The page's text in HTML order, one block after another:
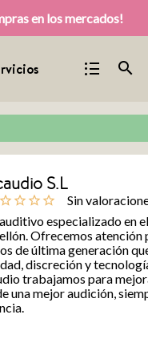
en los mercados!
format_list_bulleted search
S.L
star_outline star_outline star_outline star_outline
Sin
especializado en
Ofrecemos atención
de última generación
discreción y
trabajamos para
una mejor audición,